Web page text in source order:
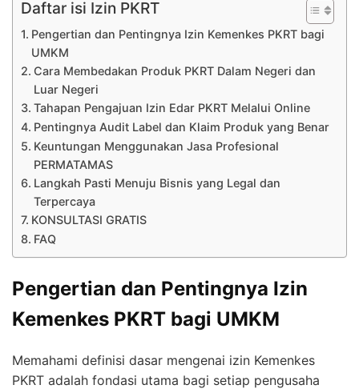
Daftar isi Izin PKRT
Pengertian dan Pentingnya Izin Kemenkes PKRT bagi
UMKM
Cara Membedakan Produk PKRT Dalam Negeri dan
Luar Negeri
Tahapan Pengajuan Izin Edar PKRT Melalui Online
Pentingnya Audit Label dan Klaim Produk yang Benar
Keuntungan Menggunakan Jasa Profesional
PERMATAMAS
Langkah Pasti Menuju Bisnis yang Legal dan
Terpercaya
KONSULTASI GRATIS
FAQ
Pengertian dan Pentingnya Izin
Kemenkes PKRT bagi UMKM
Memahami definisi dasar mengenai izin Kemenkes
PKRT adalah fondasi utama bagi setiap pengusaha